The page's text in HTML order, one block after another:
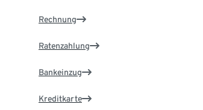
Rechnung
Ratenzahlung
Bankeinzug
Kreditkarte